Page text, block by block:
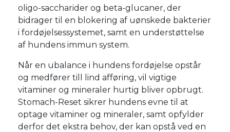
oligo-saccharider og beta-glucaner, der
bidrager til en blokering af uønskede bakterier
i fordøjelsessystemet, samt en understøttelse
af hundens immun system.
Når en ubalance i hundens fordøjelse opstår
og medfører till lind afføring, vil vigtige
vitaminer og mineraler hurtig bliver opbrugt.
Stomach-Reset sikrer hundens evne til at
optage vitaminer og mineraler, samt opfylder
derfor det ekstra behov, der kan opstå ved en